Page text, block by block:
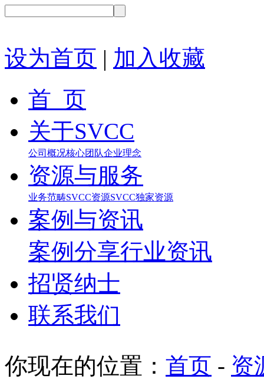
设为首页 | 加入收藏
首 页
关于SVCC
公司概况核心团队企业理念
资源与服务
业务范畴SVCC资源SVCC独家资源
案例与资讯
案例分享行业资讯
招贤纳士
联系我们
你现在的位置： 首页 - 资